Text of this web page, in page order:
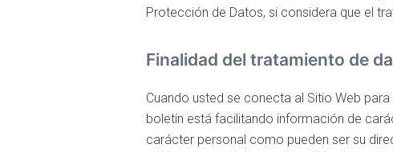
Protección de Datos, si considera que el
Finalidad del tratamiento de
Cuando usted se conecta al Sitio Web
boletín está facilitando información de
carácter personal como pueden ser su